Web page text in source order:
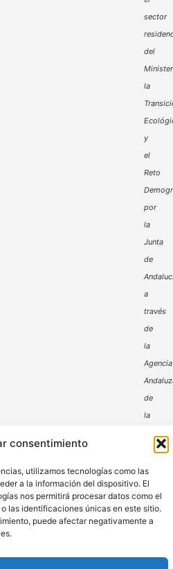
consentimiento
utilizamos tecnologías como las
a la información del dispositivo. El
nos permitirá procesar datos como el
las identificaciones únicas en este sitio.
puede afectar negativamente a
sector
del
la
y
el
Reto
por
la
Junta
de
a
través
de
la
Agencia
de
la
Política de Privacidad